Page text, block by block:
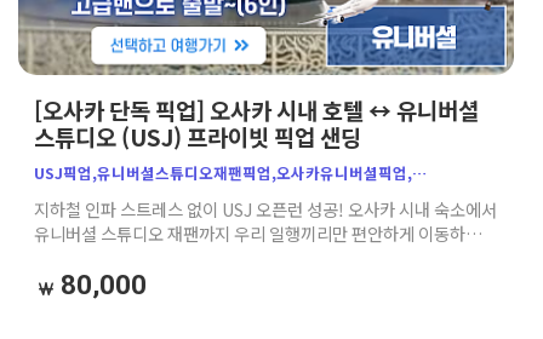
[오사카 단독 픽업] 오사카 시내 호텔 ↔ 유니버셜
스튜디오 (USJ) 프라이빗 픽업 샌딩
USJ픽업,유니버셜스튜디오재팬픽업,오사카유니버셜픽업,
오사카호텔픽업,유니버셜스튜디오픽업,오사카USJ이동,USJ오픈런,
오사카단독차량,오사카픽업서비스,오사카투어,유니버셜샌딩,
오사카숙소에서유니버셜,가자고투어
지하철 인파 스트레스 없이 USJ 오픈런 성공! 오사카 시내 숙소에서
유니버셜 스튜디오 재팬까지 우리 일행끼리만 편안하게 이동하는
포함 / 편도 기준, 왕복 옵션 선택 가능)
80,000